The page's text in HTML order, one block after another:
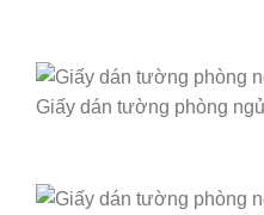
Giấy dán tường phòng